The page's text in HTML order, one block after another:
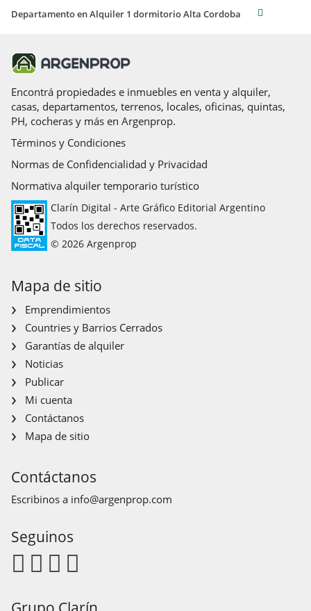
Departamento en Alquiler 1 dormitorio Alta Cordoba
Encontrá propiedades e inmuebles en venta y alquiler,
casas, departamentos, terrenos, locales, oficinas, quintas,
PH, cocheras y más en Argenprop.
Términos y Condiciones
Normas de Confidencialidad y Privacidad
Normativa alquiler temporario turístico
Clarín Digital - Arte Gráfico Editorial Argentino
Todos los derechos reservados.
© 2026 Argenprop
Mapa de sitio
Emprendimientos
Countries y Barrios Cerrados
Garantías de alquiler
Noticias
Publicar
Mi cuenta
Contáctanos
Mapa de sitio
Contáctanos
Escribinos a info@argenprop.com
Seguinos